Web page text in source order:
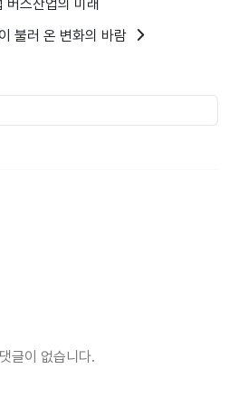
버스산업의 미래
불러 온 변화의 바람
글이 없습니다.